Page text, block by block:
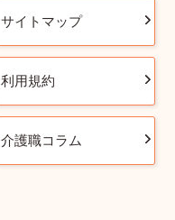
サイトマップ
利用規約
介護職コラム